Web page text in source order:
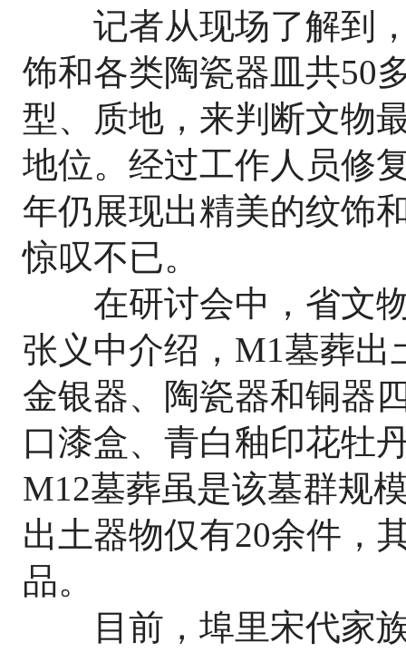
记者从现场了解到，
饰和各类陶瓷器皿共50
型、质地，来判断文物
地位。经过工作人员修
年仍展现出精美的纹饰
惊叹不已。
在研讨会中，省文物
张义中介绍，M1墓葬出
金银器、陶瓷器和铜器
口漆盒、青白釉印花牡
M12墓葬虽是该墓群规
出土器物仅有20余件，
品。
目前，埠里宋代家族